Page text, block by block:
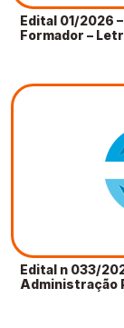
Edital 01/2026
Formador –
Edital n 033/
Administração